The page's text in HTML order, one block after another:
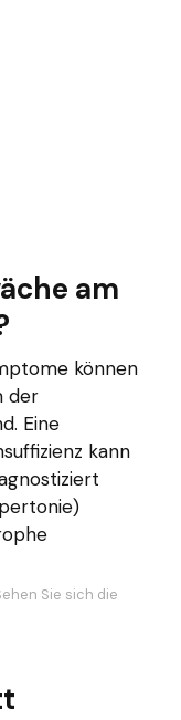
am
können
der
Eine
kann
Sie sich die